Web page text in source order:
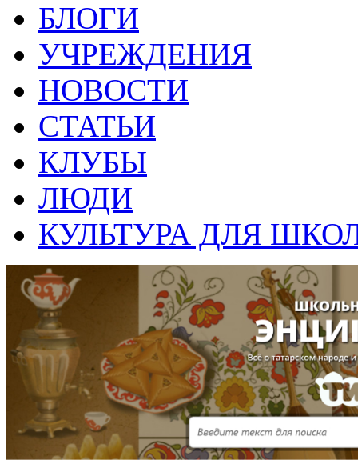
БЛОГИ
УЧРЕЖДЕНИЯ
НОВОСТИ
СТАТЬИ
КЛУБЫ
ЛЮДИ
КУЛЬТУРА ДЛЯ